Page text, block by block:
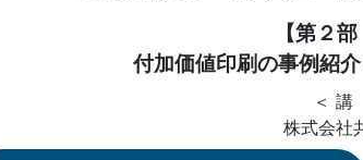
【第２
付加価値印刷の事例紹
＜
株式会社